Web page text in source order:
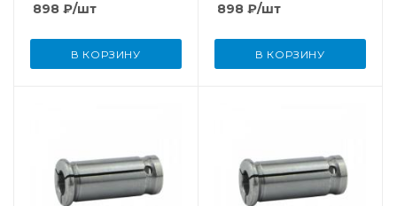
898 ₽/шт
В КОРЗИНУ
898 ₽/шт
В КОРЗИНУ